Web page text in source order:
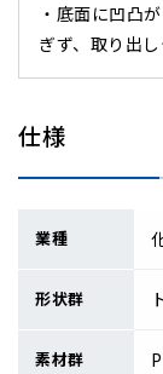
・底面に凹凸
ぎず、取り出し
仕様
業種
形状群
素材群